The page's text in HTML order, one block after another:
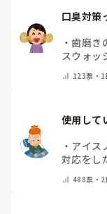
ため、排泄後の
のか」を確認し
一度で解決する
当て方、交換時
ケースもありまし
口臭対策
・歯磨き
スウォッ
りする
いない・
123票・ 1
使用して
・ アイス
対応をし
ください)
488票・ 2